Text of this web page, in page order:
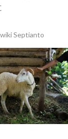
Septianto